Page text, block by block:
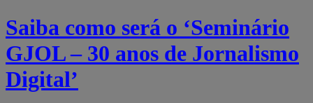
Saiba como será o ‘Seminário
GJOL – 30 anos de Jornalismo
Digital’